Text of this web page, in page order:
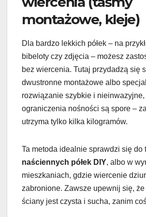
montażowe, kleje)
Dla bardzo lekkich półek – na
bibeloty czy zdjęcia – możesz
bez wiercenia. Tutaj przydadzą się
dwustronne montażowe albo
rozwiązanie szybkie i
ograniczenia nośności są spore –
utrzyma tylko kilka kilogramów.
Ta metoda idealnie sprawdzi się do
naściennych półek DIY, albo w
mieszkaniach, gdzie wiercenie
zabronione. Zawsze upewnij się,
ściany jest czysta i sucha, zanim